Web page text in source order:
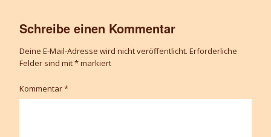
Schreibe einen Kommentar
Deine E-Mail-Adresse wird nicht veröffentlicht. Erforderliche
Felder sind mit*markiert
Kommentar*